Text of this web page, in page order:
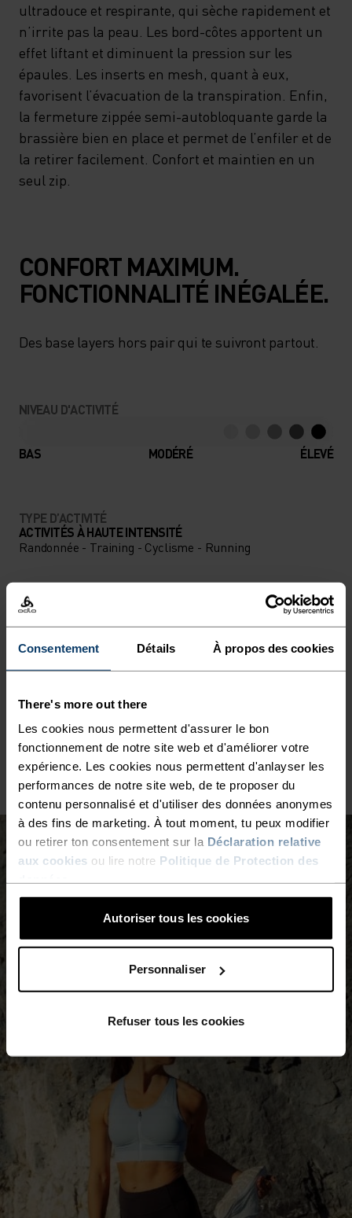
Consentement Détails À propos des cookies
There's more out there
Les cookies nous permettent d'assurer le bon
fonctionnement de notre site web et d'améliorer votre
expérience. Les cookies nous permettent d'anlayser les
performances de notre site web, de te proposer du
contenu personnalisé et d'utiliser des données anonymes
à des fins de marketing. À tout moment, tu peux modifier
ou retirer ton consentement sur la Déclaration relative
aux cookies ou lire notre Politique de Protection des
Autoriser tous les cookies
Personnaliser
Refuser tous les cookies
ultradouce et respirante, qui sèche rapidement et
n’irrite pas la peau. Les bord-côtes apportent un
effet liftant et diminuent la pression sur les
épaules. Les inserts en mesh, quant à eux,
favorisent l’évacuation de la transpiration. Enfin,
la fermeture zippée semi-autobloquante garde la
brassière bien en place et permet de l’enfiler et de
la retirer facilement. Confort et maintien en un
seul zip.
CONFORT MAXIMUM.
FONCTIONNALITÉ INÉGALÉE.
Des base layers hors pair qui te suivront partout.
NIVEAU D'ACTIVITÉ
BAS MODÉRÉ ÉLEVÉ
TYPE D’ACTIVITÉ
ACTIVITÉS À HAUTE INTENSITÉ
Randonnée - Training - Cyclisme - Running
CARACTÉRISTIQUES DU TISSU
SYNTHÉTIQUE
MERINO
Synthétique - sensation seconde peau - extensible,
exceptionnellement léger, excellent transfert d'humidité,
aide à réguler la température Synthétique - sensation
excellent transfert d'humidité, aide à réguler la
fibres naturelles et offre une plus grande résistance dans
le temps.